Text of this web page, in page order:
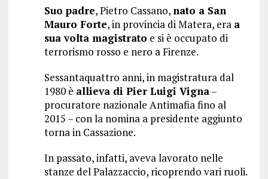
Suo padre, Pietro Cassano, nato a San
Mauro Forte, in provincia di Matera, era a
sua volta magistrato e si è occupato di
terrorismo rosso e nero a Firenze.
Sessantaquattro anni, in magistratura dal
1980 è allieva di Pier Luigi Vigna–
procuratore nazionale Antimafia fino al
2015 – con la nomina a presidente aggiunto
torna in Cassazione.
In passato, infatti, aveva lavorato nelle
stanze del Palazzaccio, ricoprendo vari ruoli.